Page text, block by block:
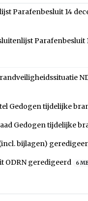
Parafenbesluit 14
Parafenbesluit
Gedogen tijdelijke
Gedogen tijdelijke
bijlagen)
ODRN geredigeerd 6